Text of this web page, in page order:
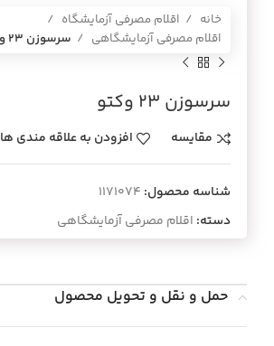
خانه
اقلام مصرفی آزمایشگاه
اقلام مصرفی آزمایشگاهی
سرسوزن 23 وکتو
سرسوزن 23 وکتو
مقایسه افزودن به علاقه مندی ها
شناسه محصول: 1171074
دسته: اقلام مصرفی آزمایشگاهی
حمل و نقل و تحویل محصول